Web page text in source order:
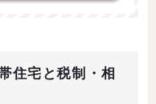
住宅と税制・相